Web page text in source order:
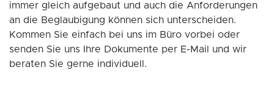
immer gleich aufgebaut und auch die Anforderungen
an die Beglaubigung können sich unterscheiden.
Kommen Sie einfach bei uns im Büro vorbei oder
senden Sie uns Ihre Dokumente per E-Mail und wir
beraten Sie gerne individuell.